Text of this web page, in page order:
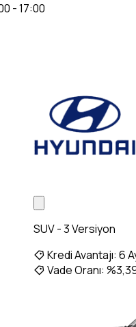
- 17:00
SUV - 3 Versiyon
Kredi Avantajı: 6
Vade Oranı: